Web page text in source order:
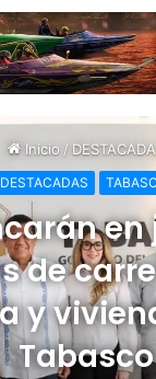
Inicio /
DESTACADAS
en
de
y
Tabasco